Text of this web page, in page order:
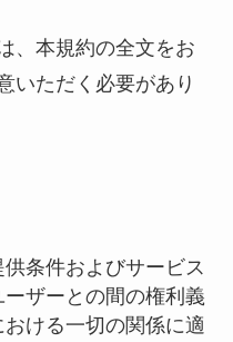
、本規約の全文をお
いただく必要があり
条件およびサービス
ザーとの間の権利義
ける一切の関係に適